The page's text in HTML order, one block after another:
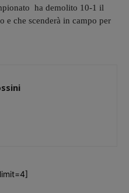
ha demolito 10-1 il
e che scenderà in campo per